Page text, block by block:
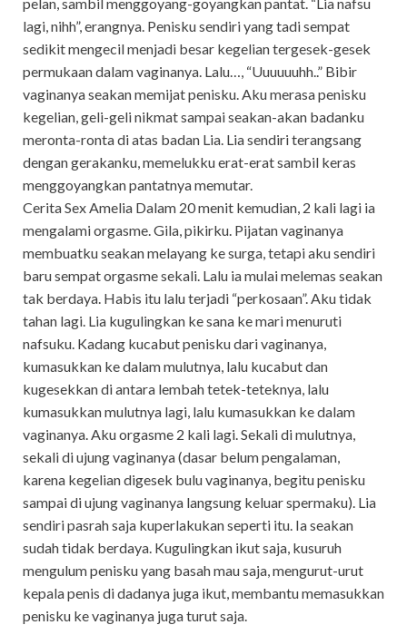
lagi, nihh”, erangnya. Penisku sendiri yang tadi sempat
sedikit mengecil menjadi besar kegelian tergesek-gesek
permukaan dalam vaginanya. Lalu…, “Uuuuuuhh..” Bibir
vaginanya seakan memijat penisku. Aku merasa penisku
kegelian, geli-geli nikmat sampai seakan-akan badanku
meronta-ronta di atas badan Lia. Lia sendiri terangsang
dengan gerakanku, memelukku erat-erat sambil keras
menggoyangkan pantatnya memutar.
Cerita Sex Amelia Dalam 20 menit kemudian, 2 kali lagi ia
mengalami orgasme. Gila, pikirku. Pijatan vaginanya
membuatku seakan melayang ke surga, tetapi aku sendiri
baru sempat orgasme sekali. Lalu ia mulai melemas seakan
tak berdaya. Habis itu lalu terjadi “perkosaan”. Aku tidak
tahan lagi. Lia kugulingkan ke sana ke mari menuruti
nafsuku. Kadang kucabut penisku dari vaginanya,
kumasukkan ke dalam mulutnya, lalu kucabut dan
kugesekkan di antara lembah tetek-teteknya, lalu
kumasukkan mulutnya lagi, lalu kumasukkan ke dalam
vaginanya. Aku orgasme 2 kali lagi. Sekali di mulutnya,
sekali di ujung vaginanya (dasar belum pengalaman,
karena kegelian digesek bulu vaginanya, begitu penisku
sampai di ujung vaginanya langsung keluar spermaku). Lia
sendiri pasrah saja kuperlakukan seperti itu. Ia seakan
sudah tidak berdaya. Kugulingkan ikut saja, kusuruh
mengulum penisku yang basah mau saja, mengurut-urut
kepala penis di dadanya juga ikut, membantu memasukkan
penisku ke vaginanya juga turut saja.